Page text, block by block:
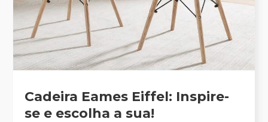
Cadeira Eames Eiffel: Inspire-
se e escolha a sua!